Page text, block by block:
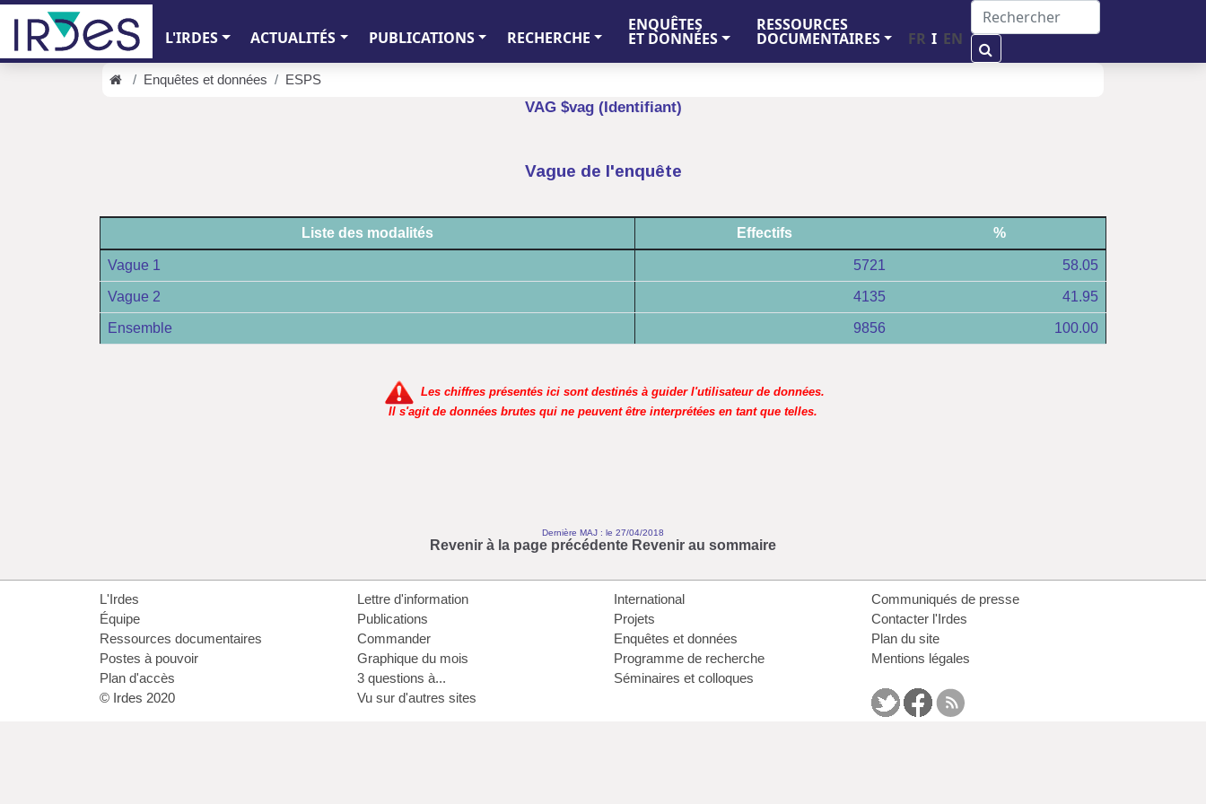
L'IRDES ACTUALITÉS PUBLICATIONS RECHERCHE
ENQUÊTES
ET DONNÉES
RESSOURCES
DOCUMENTAIRES FR I EN
Enquêtes et données ESPS
VAG $vag (Identifiant)
Vague de l'enquête
Liste des modalités Effectifs %
Vague 1 5721 58.05
Vague 2 4135 41.95
Ensemble 9856 100.00
Les chiffres présentés ici sont destinés à guider l'utilisateur de données.
Il s'agit de données brutes qui ne peuvent être interprétées en tant que telles.
Dernière MAJ : le 27/04/2018
Revenir à la page précédente Revenir au sommaire
L'Irdes
Équipe
Ressources documentaires
Postes à pouvoir
Plan d'accès
© Irdes 2020
Lettre d'information
Publications
Commander
Graphique du mois
3 questions à...
Vu sur d'autres sites
International
Projets
Enquêtes et données
Programme de recherche
Séminaires et colloques
Communiqués de presse
Contacter l'Irdes
Plan du site
Mentions légales